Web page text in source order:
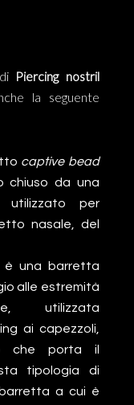
Piercing nostril
la seguente
captive bead
chiuso da una
utilizzato per
nasale, del
è una barretta
alle estremità
utilizzata
ai capezzoli,
che porta il
tipologia di
a cui è